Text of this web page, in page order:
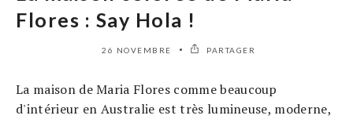
Flores : Say Hola !
26 NOVEMBRE PARTAGER
La maison de Maria Flores comme beaucoup
d'intérieur en Australie est très lumineuse, moderne,